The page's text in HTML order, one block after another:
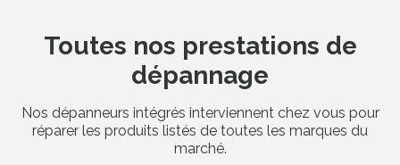
Toutes nos prestations de
dépannage
Nos dépanneurs intégrés interviennent chez vous pour
réparer les produits listés de toutes les marques du
marché.